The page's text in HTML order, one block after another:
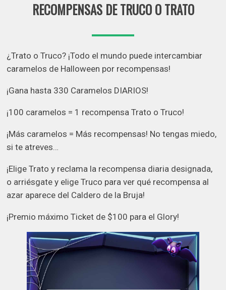
RECOMPENSAS DE TRUCO O TRATO
¿Trato o Truco? ¡Todo el mundo puede intercambiar
caramelos de Halloween por recompensas!
¡Gana hasta 330 Caramelos DIARIOS!
¡100 caramelos = 1 recompensa Trato o Truco!
¡Más caramelos = Más recompensas! No tengas miedo,
si te atreves…
¡Elige Trato y reclama la recompensa diaria designada,
o arriésgate y elige Truco para ver qué recompensa al
azar aparece del Caldero de la Bruja!
¡Premio máximo Ticket de $100 para el Glory!